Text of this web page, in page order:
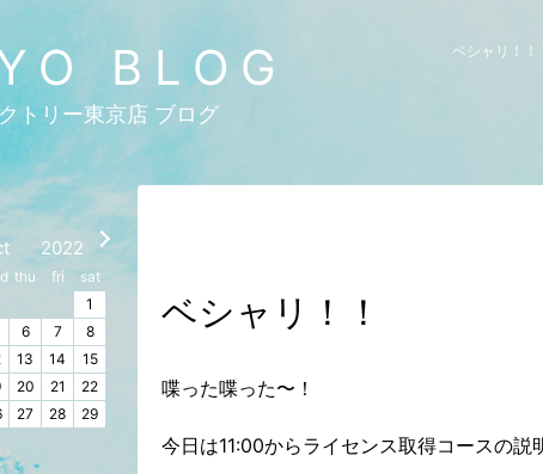
BLOG
トリー東京店 ブログ
ベシャリ！！
ベシャリ！！
喋った喋った〜！
今日は11:00からライセンス取得コースの説
2022
thu fri
sat
1
6 7
8
13 14
15
20 21
22
27 28
29